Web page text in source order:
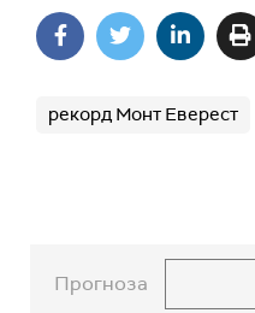
рекорд Монт Еверест
Прогноза